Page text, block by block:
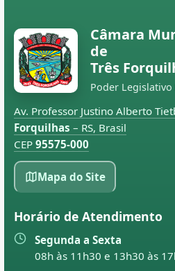
Câmara
de
Três
Poder
Av. Professor Justino Alberto
Forquilhas – RS, Brasil
CEP 95575-000
Mapa do Site
Horário de Atendimento
Segunda a Sexta
08h às 11h30 e 13h30 às